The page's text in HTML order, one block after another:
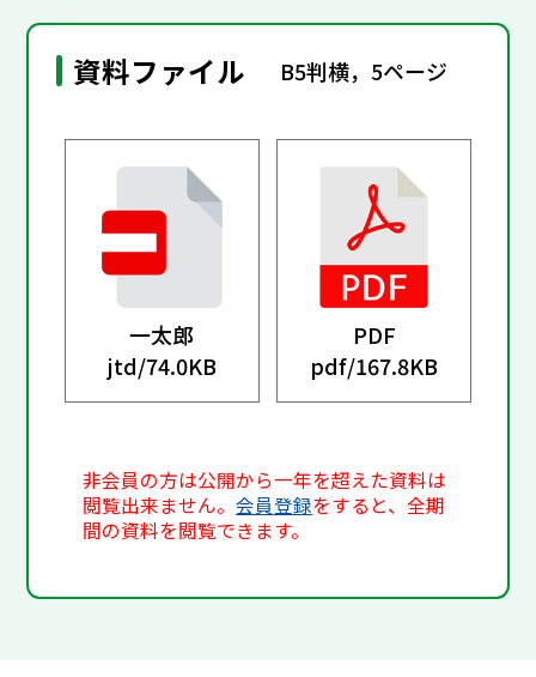
資料ファイル B5判横，5ページ
一太郎
jtd/74.0KB
PDF
pdf/167.8KB
非会員の方は公開から一年を超えた資料は
閲覧出来ません。会員登録をすると、全期
間の資料を閲覧できます。